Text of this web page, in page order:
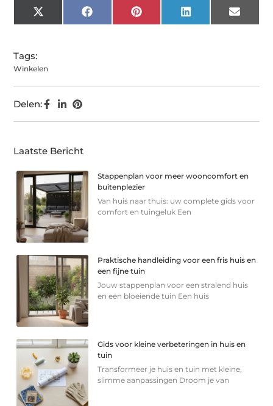
X
(Twitter)
Facebook Pinterest LinkedIn Email
Tags:
Winkelen
Delen:
Laatste Bericht
Stappenplan voor meer wooncomfort en
buitenplezier
Van huis naar thuis: uw complete gids voor
comfort en tuingeluk Een
Praktische handleiding voor een fris huis en
een fijne tuin
Jouw stappenplan voor een stralend huis
en een bloeiende tuin Een huis
Gids voor kleine verbeteringen in huis en
tuin
Transformeer je huis en tuin met kleine,
slimme aanpassingen Droom je van